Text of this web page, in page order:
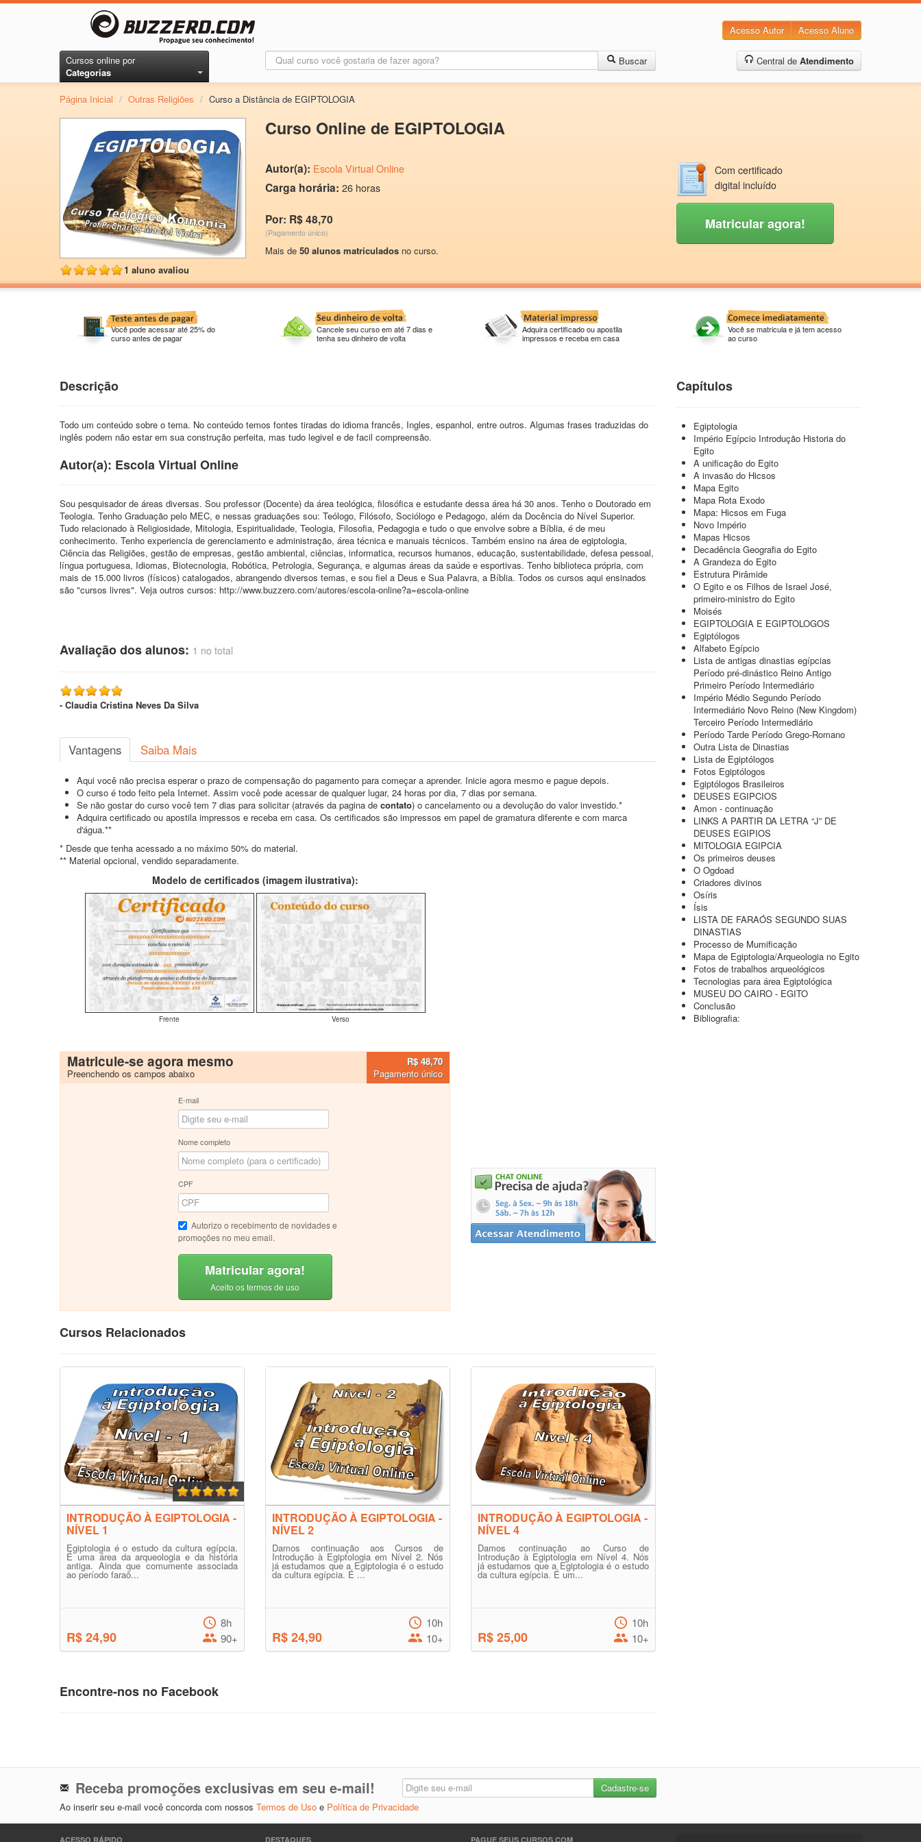
Acesso Autor Acesso Aluno
Cursos online por
Categorias
Buscar Central de Atendimento
Página Inicial / Outras Religiões / Curso a Distância de EGIPTOLOGIA
1 aluno avaliou
Curso Online de EGIPTOLOGIA
Autor(a): Escola Virtual Online
Carga horária: 26 horas
Por: R$ 48,70
(Pagamento único)
Mais de 50 alunos matriculados no curso.
Com certificado
digital incluído
Matricular agora!
Você pode acessar até 25% do
curso antes de pagar
Cancele seu curso em até 7 dias e
tenha seu dinheiro de volta
Adquira certificado ou apostila
impressos e receba em casa
Você se matricula e já tem acesso
ao curso
Descrição
Todo um conteúdo sobre o tema. No conteúdo temos fontes tiradas do idioma francês, Ingles, espanhol, entre outros. Algumas frases traduzidas do
inglês podem não estar em sua construção perfeita, mas tudo legivel e de facil compreensão.
Autor(a): Escola Virtual Online
Sou pesquisador de áreas diversas. Sou professor (Docente) da área teológica, filosófica e estudante dessa área há 30 anos. Tenho o Doutorado em
Teologia. Tenho Graduação pelo MEC, e nessas graduações sou: Teólogo, Filósofo, Sociólogo e Pedagogo, além da Docência do Nível Superior.
Tudo relacionado à Religiosidade, Mitologia, Espiritualidade, Teologia, Filosofia, Pedagogia e tudo o que envolve sobre a Bíblia, é de meu
conhecimento. Tenho experiencia de gerenciamento e administração, área técnica e manuais técnicos. Também ensino na área de egiptologia,
Ciência das Religiões, gestão de empresas, gestão ambiental, ciências, informatica, recursos humanos, educação, sustentabilidade, defesa pessoal,
língua portuguesa, Idiomas, Biotecnologia, Robótica, Petrologia, Segurança, e algumas áreas da saúde e esportivas. Tenho biblioteca própria, com
mais de 15.000 livros (físicos) catalogados, abrangendo diversos temas, e sou fiel a Deus e Sua Palavra, a Bíblia. Todos os cursos aqui ensinados
são "cursos livres". Veja outros cursos: http://www.buzzero.com/autores/escola-online?a=escola-online
Avaliação dos alunos: 1 no total
- Claudia Cristina Neves Da Silva
Vantagens Saiba Mais
Aqui você não precisa esperar o prazo de compensação do pagamento para começar a aprender. Inicie agora mesmo e pague depois.
O curso é todo feito pela Internet. Assim você pode acessar de qualquer lugar, 24 horas por dia, 7 dias por semana.
Se não gostar do curso você tem 7 dias para solicitar (através da pagina de contato) o cancelamento ou a devolução do valor investido.*
Adquira certificado ou apostila impressos e receba em casa. Os certificados são impressos em papel de gramatura diferente e com marca
d'água.**
* Desde que tenha acessado a no máximo 50% do material.
** Material opcional, vendido separadamente.
Modelo de certificados (imagem ilustrativa):
Frente Verso
Matricule-se agora mesmo
Preenchendo os campos abaixo
R$ 48,70
Pagamento único
E-mail
Nome completo
CPF
Autorizo o recebimento de novidades e
promoções no meu email.
Matricular agora!
Aceito os termos de uso
Cursos Relacionados
INTRODUÇÃO À EGIPTOLOGIA -
NÍVEL 1
Egiptologia é o estudo da cultura egípcia.
É uma área da arqueologia e da história
antiga. Ainda que comumente associada
ao período faraô...
R$ 24,90
8h
90+
INTRODUÇÃO À EGIPTOLOGIA -
NÍVEL 2
Damos continuação aos Cursos de
Introdução à Egiptologia em Nível 2. Nós
já estudamos que a Egiptologia é o estudo
da cultura egípcia. É ...
R$ 24,90
10h
10+
INTRODUÇÃO À EGIPTOLOGIA -
NÍVEL 4
Damos continuação ao Curso de
Introdução à Egiptologia em Nível 4. Nós
já estudamos que a Egiptologia é o estudo
da cultura egípcia. É um...
R$ 25,00
10h
10+
Encontre-nos no Facebook
Capítulos
Egiptologia
Império Egípcio Introdução Historia do
Egito
A unificação do Egito
A invasão do Hicsos
Mapa Egito
Mapa Rota Exodo
Mapa: Hicsos em Fuga
Novo Império
Mapas Hicsos
Decadência Geografia do Egito
A Grandeza do Egito
Estrutura Pirâmide
O Egito e os Filhos de Israel José,
primeiro-ministro do Egito
Moisés
EGIPTOLOGIA E EGIPTOLOGOS
Egiptólogos
Alfabeto Egípcio
Lista de antigas dinastias egípcias
Período pré-dinástico Reino Antigo
Primeiro Período Intermediário
Império Médio Segundo Período
Intermediário Novo Reino (New Kingdom)
Terceiro Período Intermediário
Período Tarde Período Grego-Romano
Outra Lista de Dinastias
Lista de Egiptólogos
Fotos Egiptólogos
Egiptólogos Brasileiros
DEUSES EGIPCIOS
Amon - continuação
LINKS A PARTIR DA LETRA “J” DE
DEUSES EGIPIOS
MITOLOGIA EGIPCIA
Os primeiros deuses
O Ogdoad
Criadores divinos
Osíris
Ísis
LISTA DE FARAÓS SEGUNDO SUAS
DINASTIAS
Processo de Mumificação
Mapa de Egiptologia/Arqueologia no Egito
Fotos de trabalhos arqueológicos
Tecnologias para área Egiptológica
MUSEU DO CAIRO - EGITO
Conclusão
Bibliografia:
Receba promoções exclusivas em seu e-mail!
Ao inserir seu e-mail você concorda com nossos Termos de Uso e Política de Privacidade
ACESSO RÁPIDO DESTAQUES PAGUE SEUS CURSOS COM